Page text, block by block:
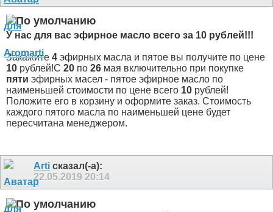
У нас для вас эфирное масло всего за 10 рублей!!!
Закажите 4 эфирных масла и пятое вы получите по цене
10 рублей!С 20 по 26 мая включительно при покупке
пяти эфирных масел - пятое эфирное масло по
наименьшей стоимости по цене всего 10 рублей!
Положите его в корзину и оформите заказ. Стоимость
каждого пятого масла по наименьшей цене будет
пересчитана менеджером.
Arti сказал(-а):
22.05.2019 20:14